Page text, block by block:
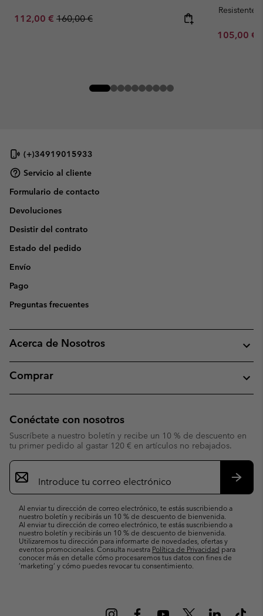
Sale price:
112,00 € Regular price:
160,00 €
Resistente
Minimum
105,00 €
(+)34919015933
Servicio al cliente
Formulario de contacto
Devoluciones
Desistir del contrato
Estado del pedido
Envío
Pago
Preguntas frecuentes
Acerca de Nosotros
Comprar
Conéctate con nosotros
Suscríbete a nuestro boletín y recibe un 10 % de descuento en
tu primer pedido al gastar 120 € en artículos no rebajados.
Suscripción
de
correo
Al enviar tu dirección de correo electrónico, te estás suscribiendo a
nuestro boletín y recibirás un 10 % de descuento de bienvenida.
Al enviar tu dirección de correo electrónico, te estás suscribiendo a
nuestro boletín y recibirás un 10 % de descuento de bienvenida.
Utilizaremos tu dirección para informarte de novedades, ofertas y
eventos promocionales. Consulta nuestra Política de Privacidad para
conocer más en detalle cómo procesaremos tus datos con fines de
’marketing’ y cómo puedes revocar tu consentimiento.